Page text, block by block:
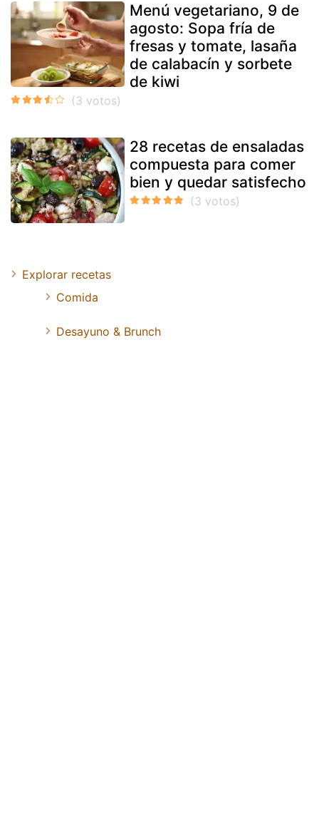
Menú vegetariano, 9 de
agosto: Sopa fría de
fresas y tomate, lasaña
de calabacín y sorbete
de kiwi
28 recetas de ensaladas
compuesta para comer
bien y quedar satisfecho
Explorar recetas
Comida
Desayuno & Brunch